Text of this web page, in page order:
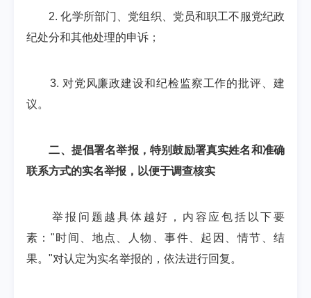
2. 化学所部门、党组织、党员和职工不服党纪政
纪处分和其他处理的申诉；
3. 对党风廉政建设和纪检监察工作的批评、建
议。
二、提倡署名举报，特别鼓励署真实姓名和准确
联系方式的实名举报，以便于调查核实
举报问题越具体越好，内容应包括以下要
素："时间、地点、人物、事件、起因、情节、结
果。"对认定为实名举报的，依法进行回复。